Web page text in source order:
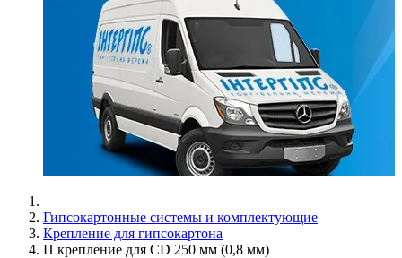
Гипсокартонные системы и комплектующие
Крепление для гипсокартона
П крепление для СD 250 мм (0,8 мм)